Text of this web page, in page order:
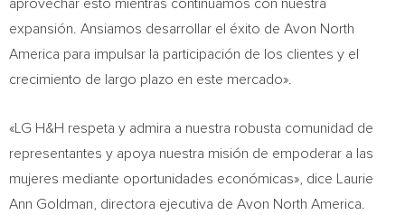
aprovechar esto mientras continuamos con nuestra
expansión. Ansiamos desarrollar el éxito de Avon North
America para impulsar la participación de los clientes y el
crecimiento de largo plazo en este mercado».
«LG H&H respeta y admira a nuestra robusta comunidad de
representantes y apoya nuestra misión de empoderar a las
mujeres mediante oportunidades económicas», dice
Laurie
Ann Goldman , directora ejecutiva de Avon North America.